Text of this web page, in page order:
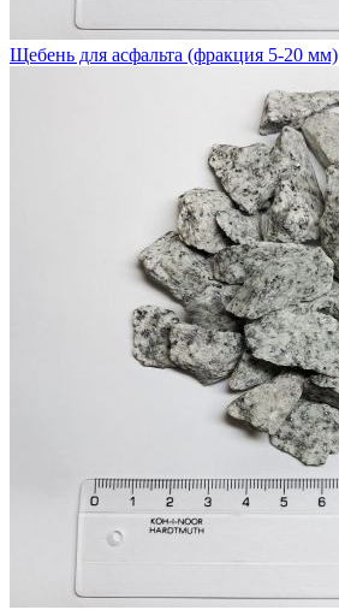
Щебень для асфальта (фракция 5-20 мм)